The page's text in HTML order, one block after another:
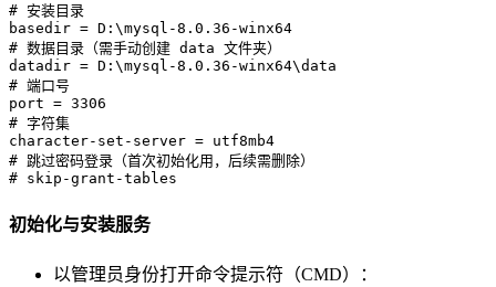
# 安装目录
basedir = D:\mysql-8.0 . 36
# 数据目录（需手动创建 data 文件夹）
datadir = D:\mysql-8.0 . 36
# 端口号
port = 3306
# 字符集
character-set-server
# 跳过密码登录（首次初始化用，后续需删除）
# skip-grant-tables
初始化与安装服务
以管理员身份打开命令提示符（CMD）：